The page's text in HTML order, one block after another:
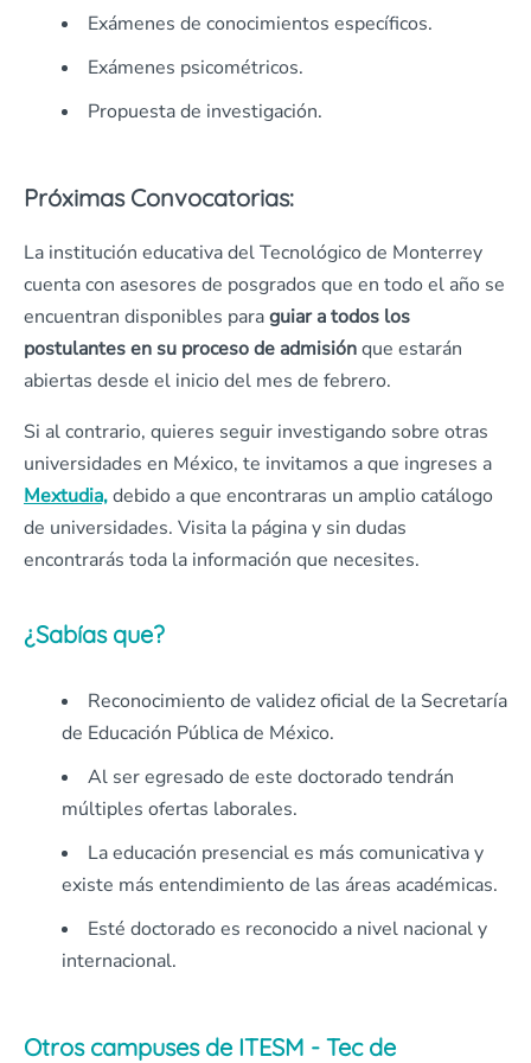
Exámenes de conocimientos específicos.
Exámenes psicométricos.
Propuesta de investigación.
Próximas Convocatorias:
La institución educativa del Tecnológico de Monterrey
cuenta con asesores de posgrados que en todo el año se
encuentran disponibles paraguiar a todos los
postulantes en su proceso de admisiónque estarán
abiertas desde el inicio del mes de febrero.
Si al contrario, quieres seguir investigando sobre otras
universidades en México, te invitamos a que ingreses a
Mextudia,debido a que encontraras un amplio catálogo
de universidades. Visita la página y sin dudas
encontrarás toda la información que necesites.
¿Sabías que?
Reconocimiento de validez oficial de la Secretaría
de Educación Pública de México.
Al ser egresado de este doctorado tendrán
múltiples ofertas laborales.
La educación presencial es más comunicativa y
existe más entendimiento de las áreas académicas.
Esté doctorado es reconocido a nivel nacional y
internacional.
Otros campuses de ITESM - Tec de